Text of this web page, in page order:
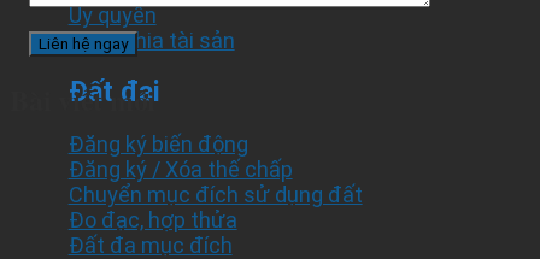
Ủy quyền
Phân chia tài sản
Đất đai
Đăng ký biến động
Đăng ký / Xóa thế chấp
Chuyển mục đích sử dụng đất
Đo đạc, hợp thửa
Đất đa mục đích
Bài viết mới